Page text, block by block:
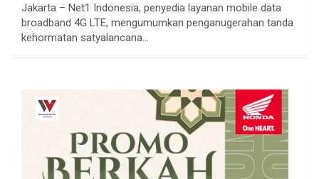
Jakarta – Net1 Indonesia, penyedia layanan mobile data
broadband 4G LTE, mengumumkan penganugerahan tanda
kehormatan satyalancana…